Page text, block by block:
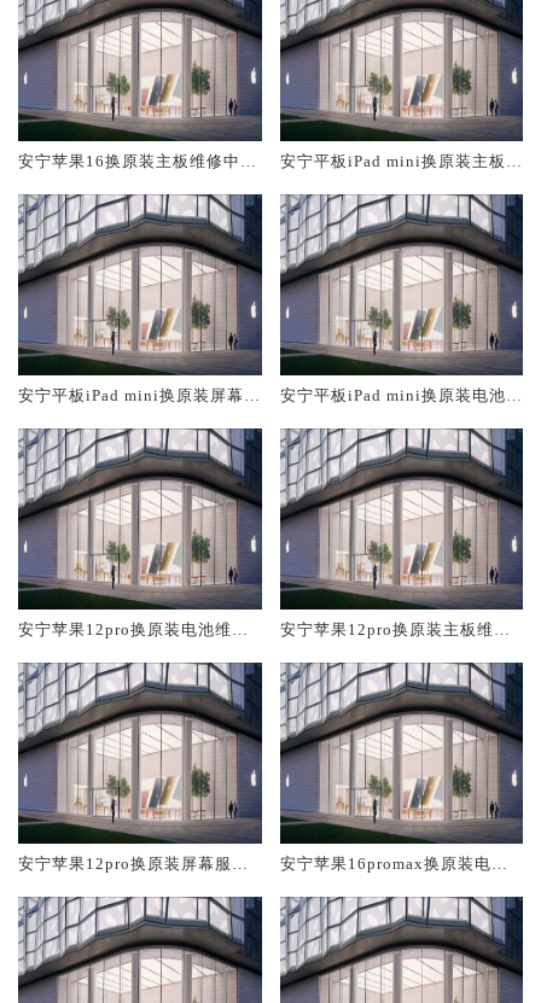
安宁苹果16换原装主板维修中心
安宁平板iPad mini换原装主板维
安宁平板iPad mini换原装屏幕服
安宁平板iPad mini换原装电池维
安宁苹果12pro换原装电池维修
安宁苹果12pro换原装主板维修
安宁苹果12pro换原装屏幕服务
安宁苹果16promax换原装电池